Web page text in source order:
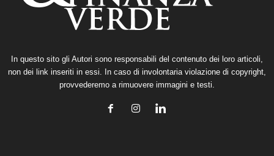
In questo sito gli Autori sono responsabili del contenuto dei loro articoli,
non dei link inseriti in essi. In caso di involontaria violazione di copyright,
provvederemo a rimuovere immagini e testi.